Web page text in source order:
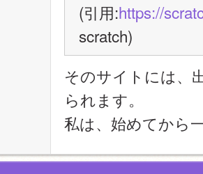
(引用:https://
scratch)
そのサイトには、
られます。
私は、始めてから